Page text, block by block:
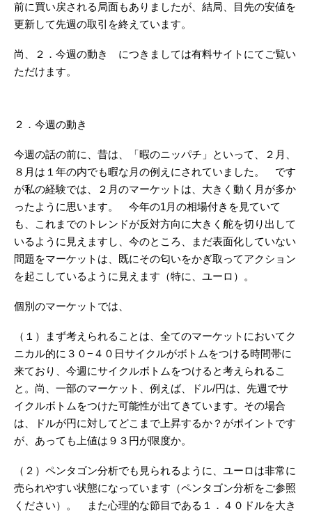
前に買い戻される局面もありましたが、結局、目先の安値を
更新して先週の取引を終えています。
尚、２．今週の動き につきましては有料サイトにてご覧い
ただけます。
２．今週の動き
今週の話の前に、昔は、「暇のニッパチ」といって、２月、
８月は１年の内でも暇な月の例えにされていました。 です
が私の経験では、２月のマーケットは、大きく動く月が多か
ったように思います。 今年の1月の相場付きを見ていて
も、これまでのトレンドが反対方向に大きく舵を切り出して
いるように見えますし、今のところ、まだ表面化していない
問題をマーケットは、既にその匂いをかぎ取ってアクション
を起こしているように見えます（特に、ユーロ）。
個別のマーケットでは、
（１）まず考えられることは、全てのマーケットにおいてク
ニカル的に３０−４０日サイクルがボトムをつける時間帯に
来ており、今週にサイクルボトムをつけると考えられるこ
と。尚、一部のマーケット、例えば、ドル/円は、先週でサ
イクルボトムをつけた可能性が出てきています。その場合
は、ドルが円に対してどこまで上昇するか？がポイントです
が、あっても上値は９３円が限度か。
（２）ペンタゴン分析でも見られるように、ユーロは非常に
売られやすい状態になっています（ペンタゴン分析をご参照
ください）。 また心理的な節目である１．４０ドルを大き